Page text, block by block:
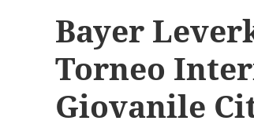
Bayer
Torneo
Giovanile